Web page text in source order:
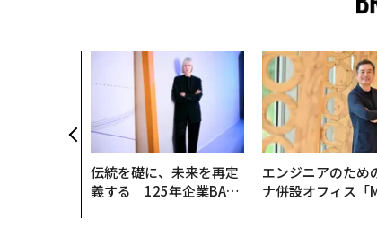
伝統を礎に、未来を再定
義する 125年企業BAT
エンジニアのため
ナ併設オフィス「